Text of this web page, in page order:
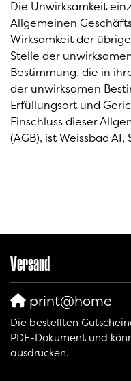
Die Unwirksamkeit
Allgemeinen
Wirksamkeit der
Stelle der
Bestimmung, die in
der unwirksamen
Erfüllungsort und
Einschluss dieser
(AGB), ist Weissbad AI,
Versand
print@home
Die bestellten
PDF-Dokument und
ausdrucken.